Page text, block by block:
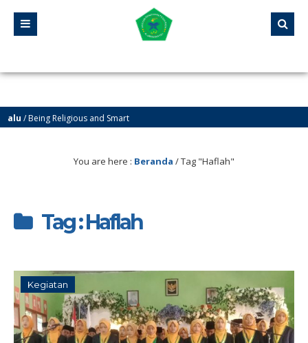
Religious and Smart
Pendidikan Pesantren Al-Jawahiriyyah Campurejo Sambit Ponorogo
You are here : Beranda /Tag "Haflah"
Tag : Haflah
Kegiatan